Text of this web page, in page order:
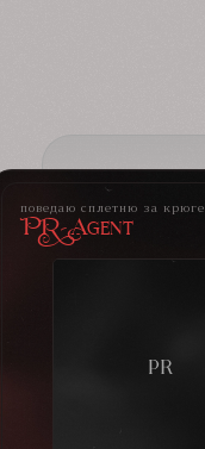
поведаю сплетню за крюге
PR-Agent